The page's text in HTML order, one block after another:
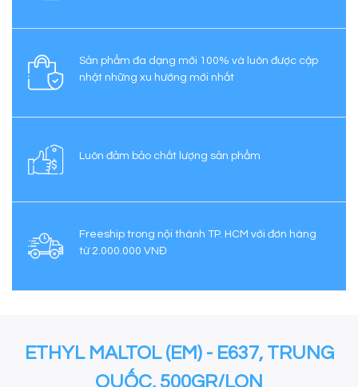
Sản phẩm đa dạng mới 100% và luôn được cập
nhật những xu hướng mới nhất
Luôn đảm bảo chất lượng sản phẩm
Freeship trong nội thành TP. HCM với đơn hàng
từ 2.000.000 VNĐ
ETHYL MALTOL (EM) - E637, TRUNG
QUỐC, 500GR/LON